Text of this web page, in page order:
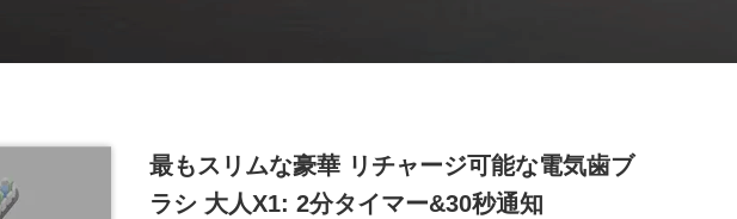
最もスリムな豪華 リチャージ可能な電気歯ブ
ラシ 大人X1: 2分タイマー&30秒通知